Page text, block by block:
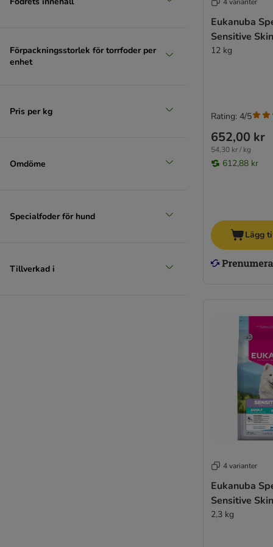
Förpackningsstorlek för torrfoder per
enhet
Pris per kg
Omdöme
Specialfoder för hund
Tillverkad i
4 varianter
Eukanuba
Sensitive
12 kg
652,00 kr
54,30 kr / kg
612,88 kr
Rating: 4/5
Lägg
4 varianter
Eukanuba
Sensitive
2,3 kg